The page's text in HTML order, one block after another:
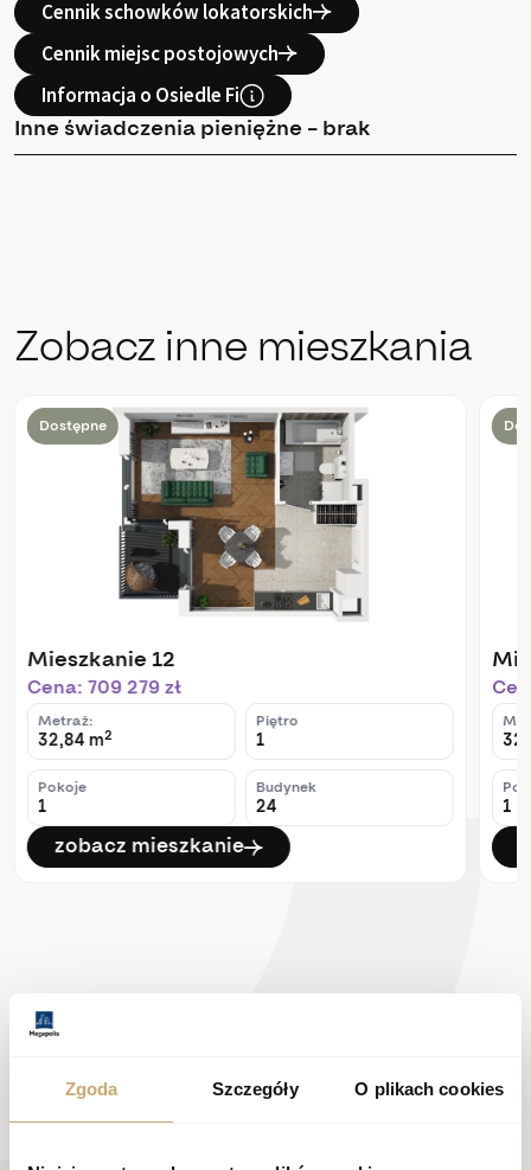
Zgoda Szczegóły O plikach cookies
Cennik schowków lokatorskich
Cennik miejsc postojowych
Informacja o Osiedle Fi
Inne świadczenia pieniężne – brak
Zobacz inne mieszkania
Dostępne
Mieszkanie 12
Cena: 709 279 zł
Metraż:
32,84 m2
Piętro
1
Pokoje
1
Budynek
24
zobacz mieszkanie
1
Skontaktuj się z